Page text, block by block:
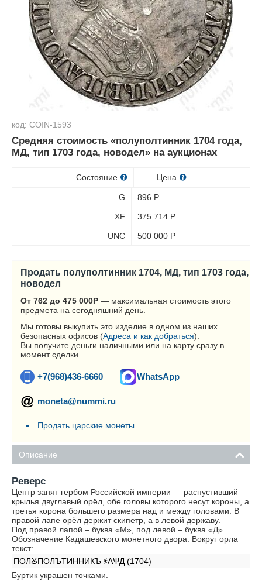
код: COIN-1593
Средняя стоимость «полуполтинник 1704 года,
МД, тип 1703 года, новодел» на аукционах
Состояние Цена
G 896 Р
XF 375 714 Р
UNC 500 000 Р
Продать полуполтинник 1704, МД, тип 1703 года,
новодел
От 762 до 475 000Р — максимальная стоимость этого
предмета на сегодняшний день.
Мы готовы выкупить это изделие в одном из наших
безопасных офисов (Адреса и как добраться).
Вы получите деньги наличными или на карту сразу в
момент сделки.
+7(968)436-6660 WhatsApp
moneta@nummi.ru
Продать царские монеты
Описание
Реверс
Центр занят гербом Российской империи — распустивший
крылья двуглавый орёл, обе головы которого несут короны, а
третья корона большего размера над и между головами. В
правой лапе орёл держит скипетр, а в левой державу.
Под правой лапой – буква «М», под левой – буква «Д».
Обозначение Кадашевского монетного двора. Вокруг орла
текст:
ПОЛꙊПОЛЪТИННИКЪ ҂АѰД (1704)
Буртик украшен точками.